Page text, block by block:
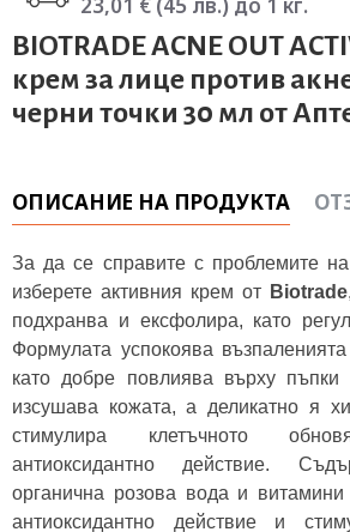
BIOTRADE ACNE OUT
крем за лице против
черни точки 30 мл от
ОПИСАНИЕ НА ПРОДУКТА
За да се справите с проблемите
изберете активния крем от Biotrade
подхранва и ексфолира, като
Формулата успокоява
като добре повлиява върху
изсушава кожата, а деликатно я
стимулира клетъчното
антиоксидантно действие.
органична розова вода и
антиоксидантно действие и